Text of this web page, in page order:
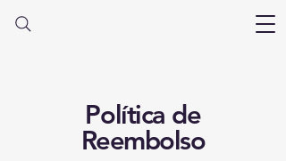
Política de
Reembolso